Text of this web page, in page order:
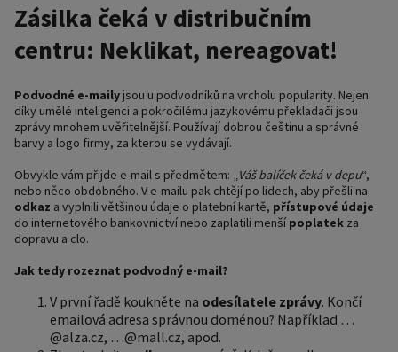
Zásilka čeká v distribučním
centru: Neklikat, nereagovat!
Podvodné e-maily jsou u podvodníků na vrcholu popularity. Nejen
díky umělé inteligenci a pokročilému jazykovému překladači jsou
zprávy mnohem uvěřitelnější. Používají dobrou češtinu a správné
barvy a logo firmy, za kterou se vydávají.
Obvykle vám přijde e-mail s předmětem: „
Váš balíček čeká v depu“,
nebo něco obdobného. V e-mailu pak chtějí po lidech, aby přešli na
odkaz a vyplnili většinou údaje o platební kartě, přístupové údaje
do internetového bankovnictví nebo zaplatili menší poplatek za
dopravu a clo.
Jak tedy rozeznat podvodný e-mail?
V první řadě koukněte na odesílatele zprávy. Končí
emailová adresa správnou doménou? Například …
@alza.cz, …@mall.cz, apod.